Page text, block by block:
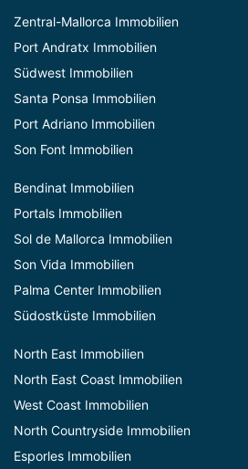
Zentral-Mallorca Immobilien
Port Andratx Immobilien
Südwest Immobilien
Santa Ponsa Immobilien
Port Adriano Immobilien
Son Font Immobilien
Bendinat Immobilien
Portals Immobilien
Sol de Mallorca Immobilien
Son Vida Immobilien
Palma Center Immobilien
Südostküste Immobilien
North East Immobilien
North East Coast Immobilien
West Coast Immobilien
North Countryside Immobilien
Esporles Immobilien